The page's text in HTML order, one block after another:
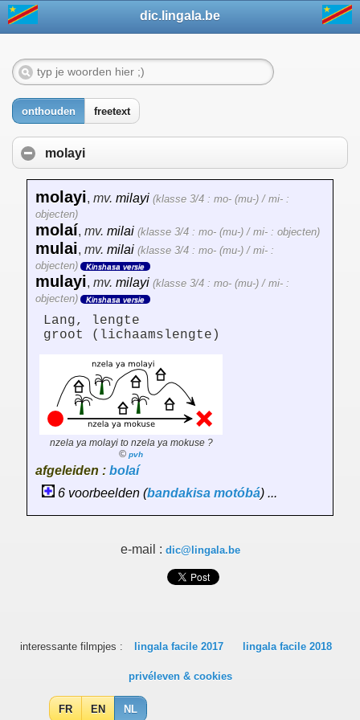
dic.lingala.be
onthouden freetext
molayi
molayi, mv. milayi (klasse 3/4 : mo- (mu-) / mi- :
objecten)
molaí, mv. milai (klasse 3/4 : mo- (mu-) / mi- : objecten)
mulai, mv. milai (klasse 3/4 : mo- (mu-) / mi- :
objecten)
Kinshasa versie
mulayi, mv. milayi (klasse 3/4 : mo- (mu-) / mi- :
objecten)
Kinshasa versie
Lang, lengte
groot (lichaamslengte)
nzela ya molayi to nzela ya mokuse ?
© pvh
afgeleiden : bolaí
6 voorbeelden (bandakisa motóbá) ...
e-mail : dic@lingala.be
interessante filmpjes : lingala facile 2017 lingala facile 2018
privéleven & cookies
FR EN NL